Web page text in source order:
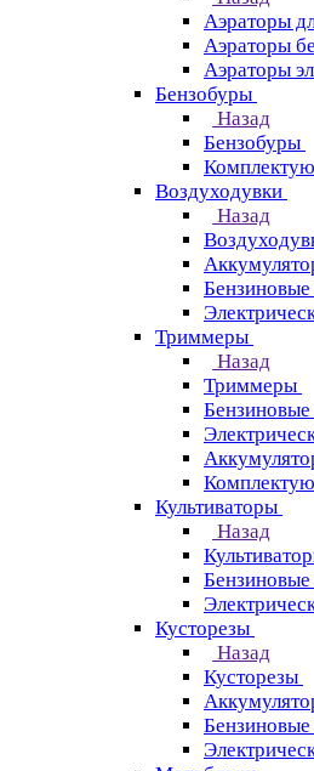
Аэраторы
Аэраторы
Аэраторы
Бензобуры
Назад
Бензобуры
Воздуходувки
Назад
Триммеры
Назад
Триммеры
Культиваторы
Назад
Бензиновые
Кусторезы
Назад
Кусторезы
Бензиновые